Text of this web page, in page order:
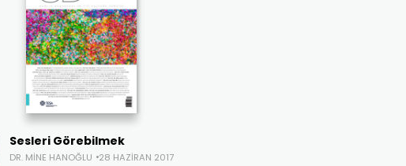
Sesleri Görebilmek
DR. MINE HANOĞLU 28 HAZIRAN 2017